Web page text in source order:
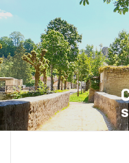
to
content
UNE VILLE DANS UN